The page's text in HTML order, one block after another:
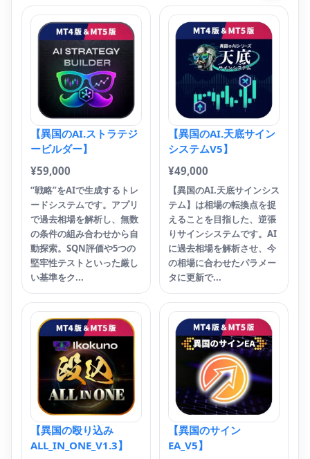
【異国のAI.ストラテジ
ービルダー】
¥59,000
“戦略”をAIで生成するトレ
ードシステムです。アプリ
で過去相場を解析し、無数
の条件の組み合わせから自
動探索。SQN評価や5つの
堅牢性テストといった厳し
い基準をク...
【異国のAI.天底サイン
システムV5】
¥49,000
【異国のAI.天底サインシス
テム】は相場の転換点を捉
えることを目指した、逆張
りサインシステムです。AI
に過去相場を解析させ、今
の相場に合わせたパラメー
タに更新で...
【異国の殴り込み
ALL_IN_ONE_V1.3】
【異国のサイン
EA_V5】